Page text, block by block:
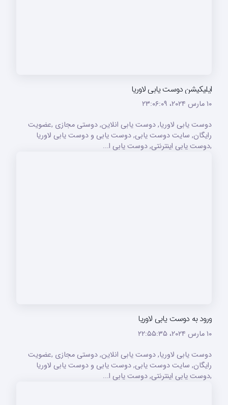
اپلیکیشن دوست یابی لاوریا
۱۰ مارس ۲۰۲۴،‏ ۲۳:۰۶:۰۹
دوست یابی لاوریا, دوست یابی انلاین, دوستی مجازی ,عضویت
رایگان, سایت دوست یابی, دوست یابی و دوست یابی لاوریا
,دوست یابی اینترنتی, دوست یابی ا...
ورود به دوست یابی لاوریا
۱۰ مارس ۲۰۲۴،‏ ۲۲:۵۵:۳۵
دوست یابی لاوریا, دوست یابی انلاین, دوستی مجازی ,عضویت
رایگان, سایت دوست یابی, دوست یابی و دوست یابی لاوریا
,دوست یابی اینترنتی, دوست یابی ا...